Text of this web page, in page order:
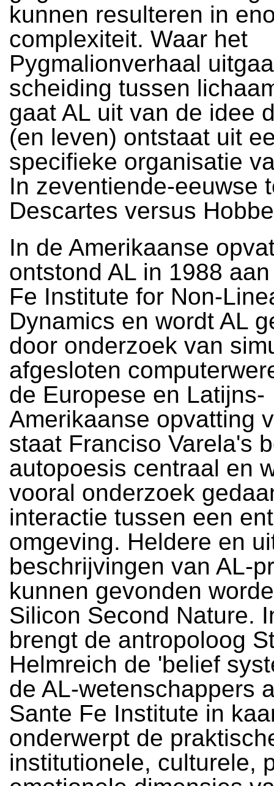
kunnen resulteren in
complexiteit. Waar het
Pygmalionverhaal
scheiding tussen
gaat AL uit van de idee
(en leven) ontstaat uit
specifieke organisatie
In zeventiende-eeuwse
Descartes versus
In de Amerikaanse
ontstond AL in 1988
Fe Institute for Non-
Dynamics en wordt AL
door onderzoek van
afgesloten
de Europese en Latijns-
Amerikaanse opvatting
staat Franciso Varela's
autopoesis centraal en
vooral onderzoek
interactie tussen een
omgeving. Heldere en
beschrijvingen van AL-
kunnen gevonden
Silicon Second Nature.
brengt de antropoloog
Helmreich de 'belief
de AL-wetenschappers
Sante Fe Institute in
onderwerpt de
institutionele, culturele,